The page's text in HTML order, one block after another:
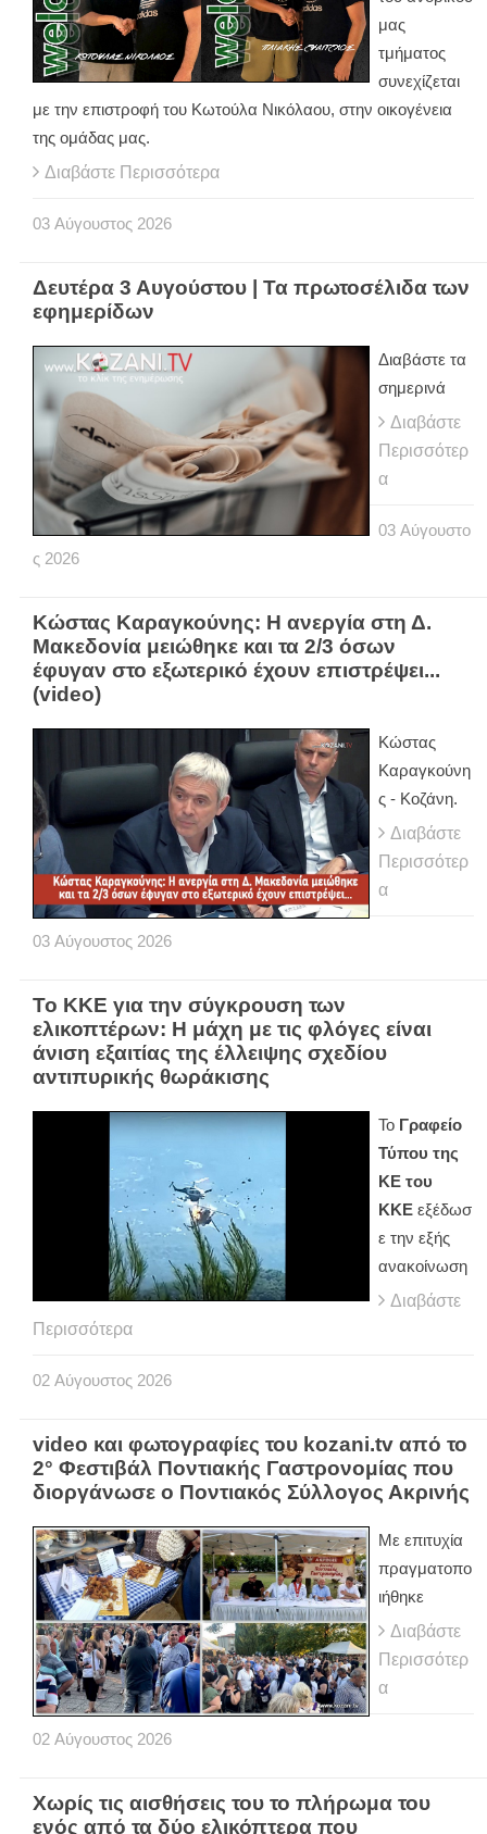
μας
τμήματος
συνεχίζεται
με την επιστροφή του Κωτούλα Νικόλαου, στην οικογένεια
της ομάδας μας.
Διαβάστε Περισσότερα
03 Αύγουστος 2026
Δευτέρα 3 Αυγούστου | Τα πρωτοσέλιδα των
εφημερίδων
Διαβάστε τα
σημερινά
Διαβάστε
Περισσότερ
α
03 Αύγουστο
ς 2026
Κώστας Καραγκούνης: Η ανεργία στη Δ.
Μακεδονία μειώθηκε και τα 2/3 όσων
έφυγαν στο εξωτερικό έχουν επιστρέψει...
(video)
Κώστας
Καραγκούνη
ς - Κοζάνη.
Διαβάστε
Περισσότερ
α
03 Αύγουστος 2026
Το ΚΚΕ για την σύγκρουση των
ελικοπτέρων: Η μάχη με τις φλόγες είναι
άνιση εξαιτίας της έλλειψης σχεδίου
αντιπυρικής θωράκισης
Το Γραφείο
Τύπου της
ΚΕ του
ΚΚΕ εξέδωσ
ε την εξής
ανακοίνωση
Διαβάστε
Περισσότερα
02 Αύγουστος 2026
video και φωτογραφίες του kozani.tv από το
2° Φεστιβάλ Ποντιακής Γαστρονομίας που
διοργάνωσε ο Ποντιακός Σύλλογος Ακρινής
Με επιτυχία
πραγματοπο
ιήθηκε
Διαβάστε
Περισσότερ
α
02 Αύγουστος 2026
Χωρίς τις αισθήσεις του το πλήρωμα του
ενός από τα δύο ελικόπτερα που